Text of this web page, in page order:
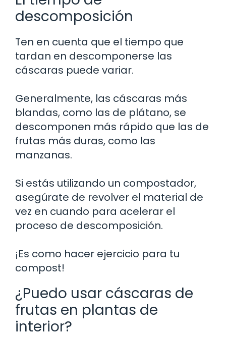
descomposición
Ten en cuenta que el tiempo que
tardan en descomponerse las
cáscaras puede variar.
Generalmente, las cáscaras más
blandas, como las de plátano, se
descomponen más rápido que las de
frutas más duras, como las
manzanas.
Si estás utilizando un compostador,
asegúrate de revolver el material de
vez en cuando para acelerar el
proceso de descomposición.
¡Es como hacer ejercicio para tu
compost!
¿Puedo usar cáscaras de
frutas en plantas de
interior?